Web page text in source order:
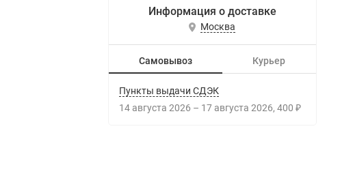
Информация о доставке
Москва
Самовывоз Курьер
Пункты выдачи СДЭК
14 августа 2026 – 17 августа 2026 400 ₽